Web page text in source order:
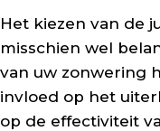
Het kiezen van de
misschien wel
van uw zonwering
invloed op het
op de effectiviteit